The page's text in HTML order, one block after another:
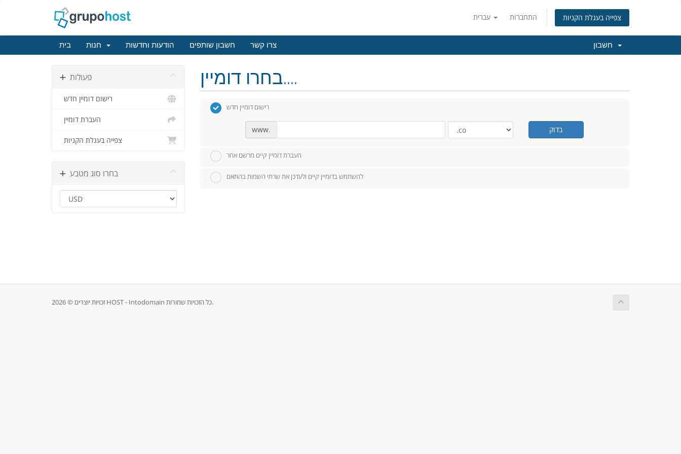
התחברות צפייה בעגלת הקניות
בית הודעות וחדשות חשבון שותפים צרו קשר
פעולות
רישום דומיין חדש
העברת דומיין
צפייה בעגלת הקניות
בחרו סוג מטבע
בחרו דומיין....
רישום דומיין חדש
www. בדוק
העברת דומיין קיים מרשם אחר
להשתמש בדומיין קיים ולעדכן את שרתי השמות בהתאם
זכויות יוצרים © 2026 HOST - Intodomain כל הזכויות שמורות.